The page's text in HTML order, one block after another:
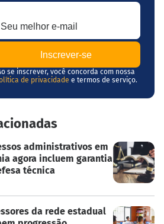
melhor e-mail
se inscrever, você concorda com nossa
de privacidade e termos de serviço.
administrativos em
agora incluem garantia
técnica
da rede estadual